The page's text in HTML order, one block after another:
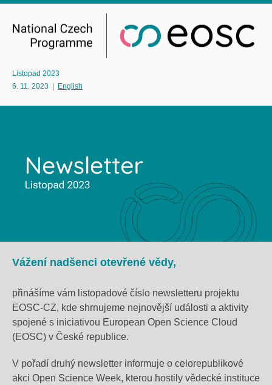
Listopad 2023
6. 11. 2023
English
Vážení nadšenci otevřené vědy,
přinášíme vám listopadové číslo newsletteru projektu
EOSC-CZ, kde shrnujeme nejnovější události a aktivity
spojené s iniciativou European Open Science Cloud
(EOSC) v České republice.
V pořadí druhý newsletter informuje o celorepublikové
akci Open Science Week, kterou hostily vědecké instituce